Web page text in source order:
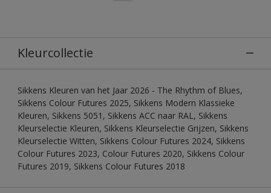
Kleurcollectie
Sikkens Kleuren van het Jaar 2026 - The Rhythm of Blues,
Sikkens Colour Futures 2025, Sikkens Modern Klassieke
Kleuren, Sikkens 5051, Sikkens ACC naar RAL, Sikkens
Kleurselectie Kleuren, Sikkens Kleurselectie Grijzen, Sikkens
Kleurselectie Witten, Sikkens Colour Futures 2024, Sikkens
Colour Futures 2023, Colour Futures 2020, Sikkens Colour
Futures 2019, Sikkens Colour Futures 2018